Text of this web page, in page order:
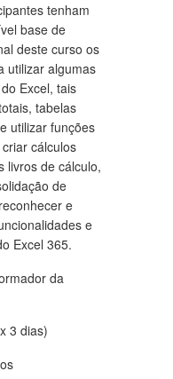
tenham
base de
deste curso os
utilizar algumas
Excel, tais
tabelas
utilizar funções
cálculos
livros de cálculo,
de
e
e
Excel 365.
da
3 dias)